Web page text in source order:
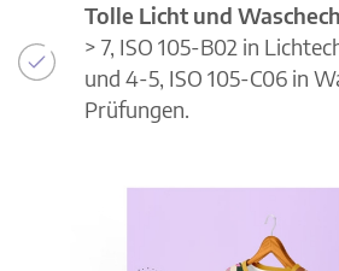
Tolle Licht und
> 7, ISO 105-B02 in
und 4-5, ISO 105-C06 in
Prüfungen.